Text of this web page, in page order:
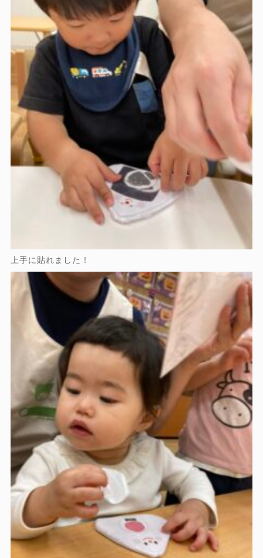
上手に貼れました！